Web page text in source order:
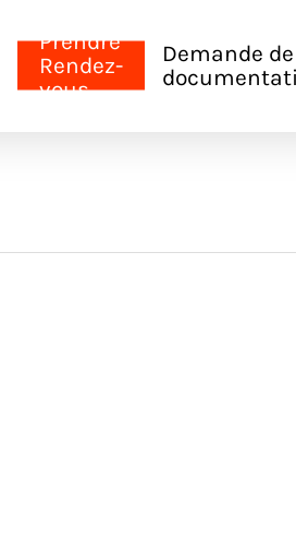
Prendre
Rendez-
vous
Demande de